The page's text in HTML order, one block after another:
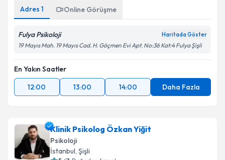
Adres 1 Online Görüşme
Fulya Psikoloji Haritada Göster
19 Mayıs Mah. 19 Mayıs Cad. H. Göçmen Evi Apt. No:36 Kat:4 Fulya Şişli
En Yakın Saatler
12:00
13:00 14:00 Daha Fazla
Klinik Psikolog Özkan Yiğit
Psikoloji
İstanbul, Şişli